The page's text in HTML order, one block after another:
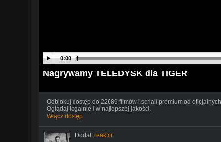
0:00
Nagrywamy TELEDYSK dla TIGER
Odblokuj dostęp do 22689 filmów i seriali premium od
Oglądaj legalnie i w najlepszej jakości.
Włącz dostęp
Dodał: reaktor